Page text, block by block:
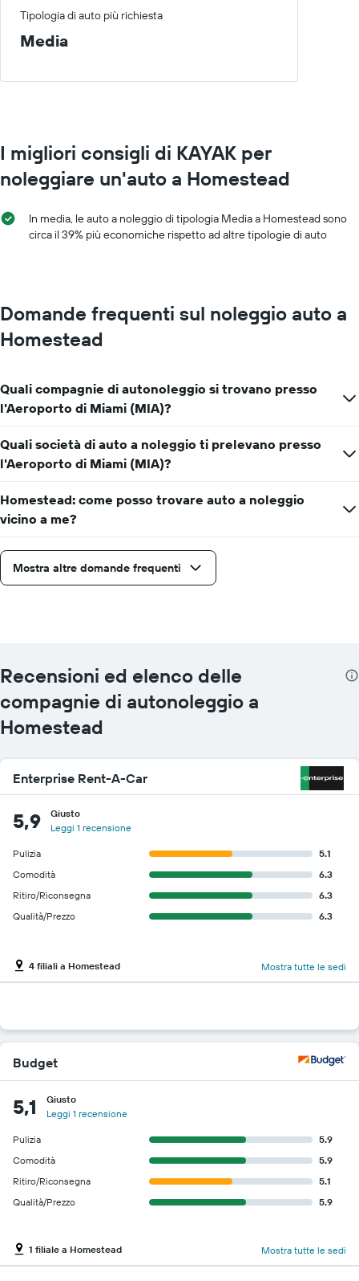
Tipologia di auto più richiesta
Media
I migliori consigli di KAYAK per
noleggiare un'auto a Homestead
In media, le auto a noleggio di tipologia Media a Homestead sono
circa il 39% più economiche rispetto ad altre tipologie di auto
Domande frequenti sul noleggio auto a
Homestead
Quali compagnie di autonoleggio si trovano presso
l'Aeroporto di Miami (MIA)?
Quali società di auto a noleggio ti prelevano presso
l'Aeroporto di Miami (MIA)?
Homestead: come posso trovare auto a noleggio
vicino a me?
Mostra altre domande frequenti
Recensioni ed elenco delle
compagnie di autonoleggio a
Homestead
Enterprise Rent-A-Car
5,9
Giusto
Leggi 1 recensione
Pulizia
5.1
Comodità
6.3
Ritiro/Riconsegna
6.3
Qualità/Prezzo
6.3
4 filiali a Homestead Mostra tutte le sedi
Budget
5,1
Giusto
Leggi 1 recensione
Pulizia
5.9
Comodità
5.9
Ritiro/Riconsegna
5.1
Qualità/Prezzo
5.9
1 filiale a Homestead Mostra tutte le sedi